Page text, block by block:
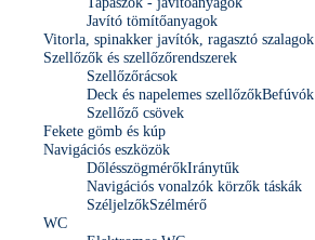
Javító tömítőanyagok
Vitorla, spinakker javítók, ragasztó szalagok
Szellőzők és szellőzőrendszerek
Szellőzőrácsok
Deck és napelemes szellőzőkBefúvók
Szellőző csövek
Fekete gömb és kúp
Navigációs eszközök
DőlésszögmérőkIránytűk
Navigációs vonalzók körzők táskák
SzéljelzőkSzélmérő
WC